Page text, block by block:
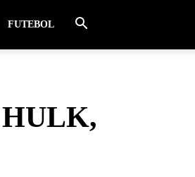
FUTEBOL